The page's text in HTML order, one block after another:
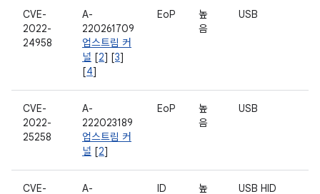
CVE-
2022-
24958
A-
220261709
업스트림 커
널 [2] [3]
[4]
EoP
높
음
USB
CVE-
2022-
25258
A-
222023189
업스트림 커
널 [2]
EoP
높
음
USB
CVE- A- ID 높 USB HID